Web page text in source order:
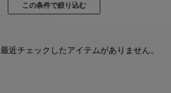
最近チェックしたアイテムがありません。